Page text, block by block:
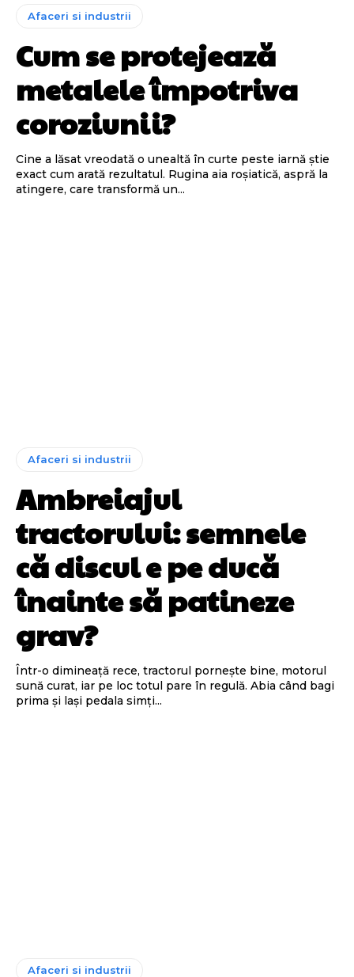
Afaceri si industrii
Cum se protejează
metalele împotriva
coroziunii?
Cine a lăsat vreodată o unealtă în curte peste iarnă știe
exact cum arată rezultatul. Rugina aia roșiatică, aspră la
atingere, care transformă un...
Afaceri si industrii
Ambreiajul
tractorului: semnele
că discul e pe ducă
înainte să patineze
grav?
Într-o dimineață rece, tractorul pornește bine, motorul
sună curat, iar pe loc totul pare în regulă. Abia când bagi
prima și lași pedala simți...
Afaceri si industrii